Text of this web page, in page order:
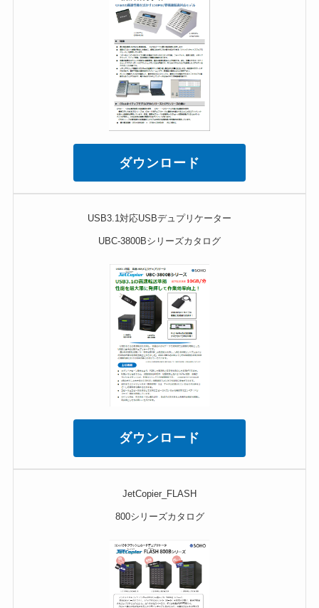
ダウンロード
USB3.1対応USBデュプリケーター
UBC-3800Bシリーズカタログ
ダウンロード
JetCopier_FLASH
800シリーズカタログ